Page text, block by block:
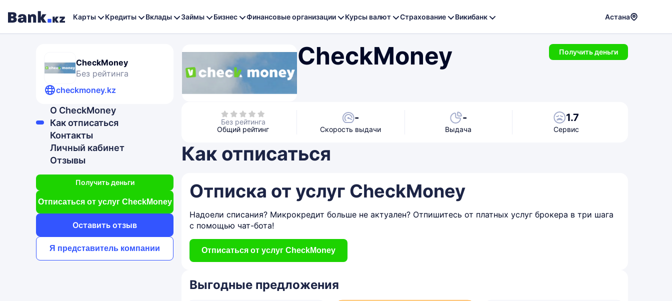
Карты Кредиты Вклады Займы Бизнес Финансовые организации Курсы валют Страхование Викибанк Астана
CheckMoney
Без рейтинга
checkmoney.kz
О CheckMoney
Как отписаться
Контакты
Личный кабинет
Отзывы
Получить деньги
Отписаться от услуг CheckMoney
Оставить отзыв
Я представитель компании
CheckMoney Получить деньги
Без рейтинга
Общий рейтинг
-
Скорость выдачи
-
Выдача
1.7
Сервис
Как отписаться
Отписка от услуг CheckMoney
Надоели списания? Микрокредит больше не актуален? Отпишитесь от платных услуг брокера в три шага
с помощью чат-бота!
Отписаться от услуг CheckMoney
Выгодные предложения